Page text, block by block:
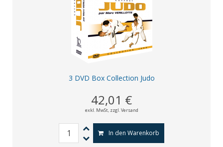
3 DVD Box Collection Judo
42,01 €
exkl. MwSt, zzgl. Versand
In den Warenkorb